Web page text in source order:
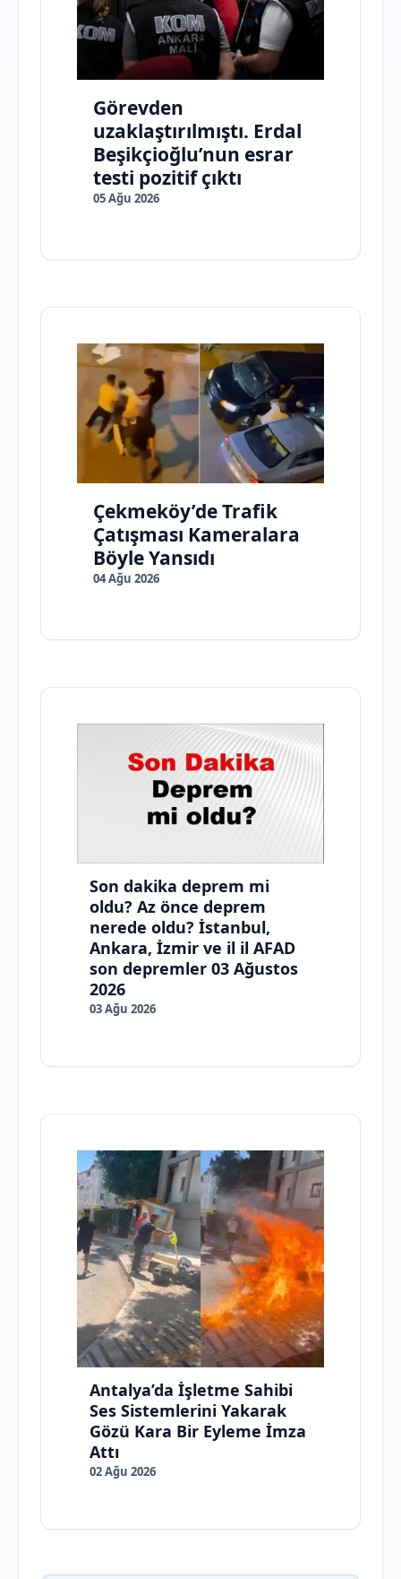
Görevden
uzaklaştırılmıştı. Erdal
Beşikçioğlu’nun esrar
testi pozitif çıktı
05 Ağu 2026
Çekmeköy’de Trafik
Çatışması Kameralara
Böyle Yansıdı
04 Ağu 2026
Son dakika deprem mi
oldu? Az önce deprem
nerede oldu? İstanbul,
Ankara, İzmir ve il il AFAD
son depremler 03 Ağustos
2026
03 Ağu 2026
Antalya’da İşletme Sahibi
Ses Sistemlerini Yakarak
Gözü Kara Bir Eyleme İmza
Attı
02 Ağu 2026